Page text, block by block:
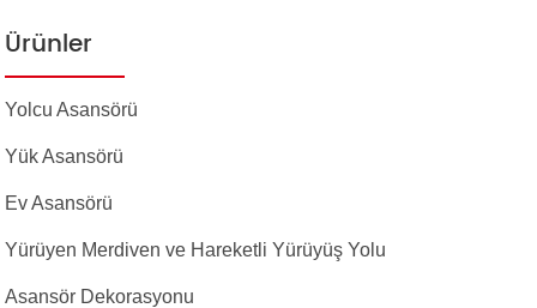
Ürünler
Yolcu Asansörü
Yük Asansörü
Ev Asansörü
Yürüyen Merdiven ve Hareketli Yürüyüş Yolu
Asansör Dekorasyonu